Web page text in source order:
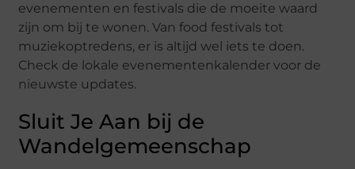
evenementen en festivals die de moeite waard
zijn om bij te wonen. Van food festivals tot
muziekoptredens, er is altijd wel iets te doen.
Check de lokale evenementenkalender voor de
nieuwste updates.
Sluit Je Aan bij de
Wandelgemeenschap